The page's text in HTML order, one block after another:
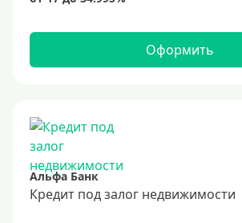
Оформить
Альфа Банк
Кредит под залог недвижимости